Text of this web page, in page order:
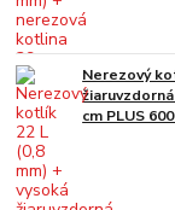
Nerezový
cm PLUS